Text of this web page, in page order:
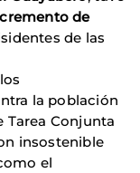
de
de las
la población
Tarea Conjunta
insostenible
el